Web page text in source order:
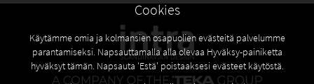
Cookies
Käytämme omia ja kolmansien osapuolien evästeitä palvelumme
parantamiseksi. Napsauttamalla alla olevaa Hyväksy-painiketta
hyväksyt tämän. Napsauta 'Estä' poistaaksesi evästeet käytöstä.